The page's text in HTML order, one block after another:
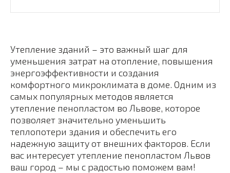
Утепление зданий – это важный шаг для
уменьшения затрат на отопление, повышения
энергоэффективности и создания
комфортного микроклимата в доме. Одним из
самых популярных методов является
утепление пенопластом во Львове, которое
позволяет значительно уменьшить
теплопотери здания и обеспечить его
надежную защиту от внешних факторов. Если
вас интересует утепление пенопластом Львов
ваш город – мы с радостью поможем вам!